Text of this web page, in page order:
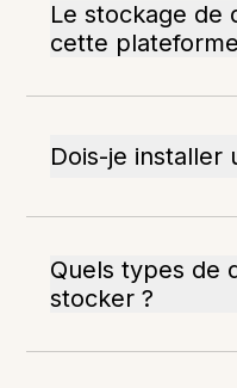
Le stockage de
cette
Dois-je installer
Quels types de
stocker ?